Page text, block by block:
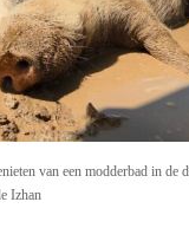
van een modderbad in de
Izhan